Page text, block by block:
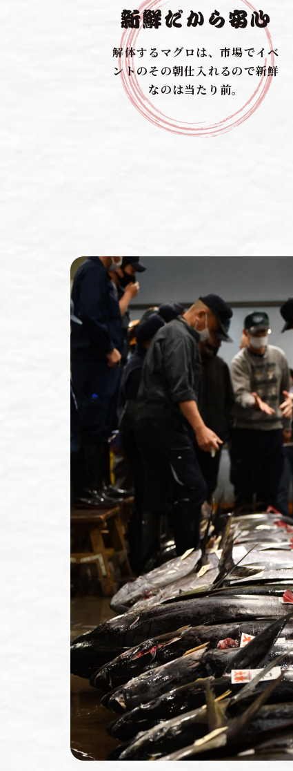
新鮮だから安心
解体するマグロは、市場でイベ
ントのその朝仕入れるので新鮮
なのは当たり前。